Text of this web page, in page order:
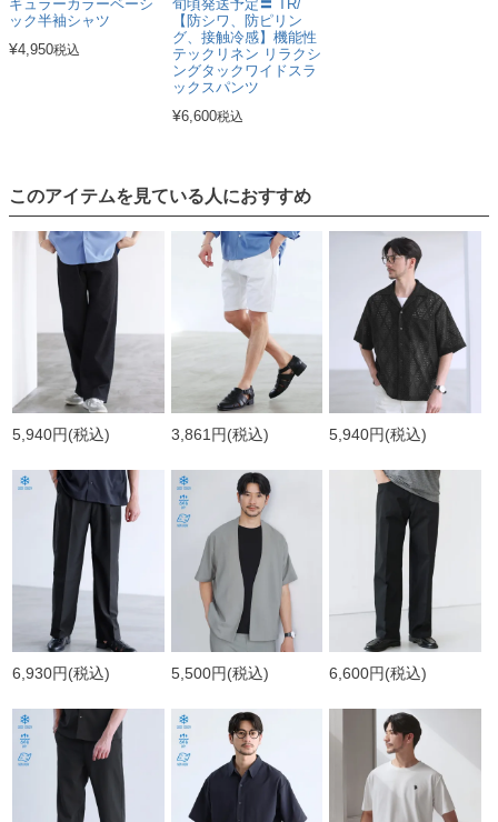
ギュラーカラーベーシ
ック半袖シャツ
¥4,950税込
旬頃発送予定〓 TR/
【防シワ、防ピリン
グ、接触冷感】機能性
テックリネン リラクシ
ングタックワイドスラ
ックスパンツ
¥6,600税込
このアイテムを見ている人におすすめ
5,940円(税込) 3,861円(税込) 5,940円(税込)
6,930円(税込) 5,500円(税込) 6,600円(税込)